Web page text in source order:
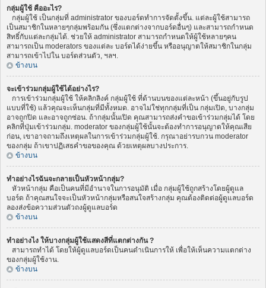
กลุ่มผู้ใช้ คืออะไร?
กลุ่มผู้ใช้ เป็นกลุ่มที่ administrator ของบอร์ดทำการจัดตั้งขึ้น. แต่ละผู้ใช้สามารถ
เป็นสมาชิกในหลายๆกลุ่มพร้อมกัน (ซึ่งแตกต่างจากบอร์ดอื่นๆ) และสามารถกำหนด
สิทธิ์กับแต่ละกลุ่มได้. ช่วยให้ administrator สามารถกำหนดให้ผู้ใช้หลายๆคน
สามารถเป็น moderators ของแต่ละ บอร์ดได้ง่ายขึ้น หรืออนุญาตให้สมาชิกในกลุ่ม
สามารถเข้าไปใน บอร์ดส่วนตัว, ฯลฯ.
ข้างบน
จะเข้าร่วมกลุ่มผู้ใช้ได้อย่างไร?
การเข้าร่วมกลุ่มผู้ใช้ ให้คลิกลิงค์ กลุ่มผู้ใช้ ที่ด้านบนของแต่ละหน้า (ขึ้นอยู่กับรูป
แบบที่ใช้) แล้วคุณจะเห็นกลุ่มที่มีทั้งหมด. อาจไม่ใช่ทุกกลุ่มที่เป็น กลุ่มเปิด, บางกลุ่ม
อาจถูกปิด และอาจถูกซ่อน. ถ้ากลุ่มนั้นเปิด คุณสามารถส่งคำขอเข้าร่วมกลุ่มได้ โดย
คลิกที่ปุ่มเข้าร่วมกลุ่ม. moderator ของกลุ่มผู้ใช้นั้นจะต้องทำการอนุญาตให้คุณเสีย
ก่อน, เขาอาจถามถึงเหตุผลในการเข้าร่วมกลุ่มผู้ใช้. กรุณาอย่ารบกวน moderator
ของกลุ่ม ถ้าเขาปฏิเสธคำขอของคุณ ด้วยเหตุผลบางประการ.
ข้างบน
ทำอย่างไรฉันจะกลายเป็นหัวหน้ากลุ่ม?
หัวหน้ากลุ่ม คือเป็นคนที่มีอำนาจในการอนุมัติ เมื่อ กลุ่มผู้ใช้ถูกสร้างโดยผู้ดูแล
บอร์ด ถ้าคุณสนใจจะเป็นหัวหน้ากลุ่มหรือสนใจสร้างกลุ่ม คุณต้องติดต่อผู้ดูแลบอร์ด
ลองส่งข้อความส่วนตัวถงผู้ดูแลบอร์ด
ข้างบน
ทำอย่างไง ให้บางกลุ่มผู้ใช้แสดงสีที่แตกต่างกัน ?
สามารถทำได้ โดยให้ผู้ดูแลบอร์ดเป็นคนดำเนินการให้ เพื่อให้เห็นความแตกต่าง
ของกลุ่มผู้ใช้งาน.
ข้างบน